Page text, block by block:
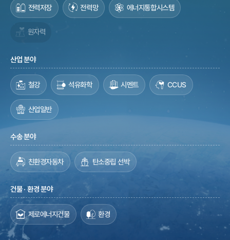
전력저장 전력망 에너지통합시스템
원자력
산업 분야
철강 석유화학 시멘트 CCUS
산업일반
수송 분야
친환경자동차 탄소중립 선박
건물 · 환경 분야
제로에너지건물 환경